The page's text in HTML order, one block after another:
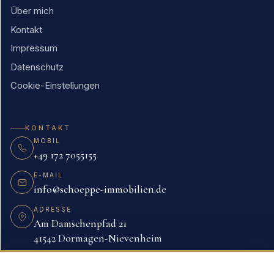
Über mich
Kontakt
Impressum
Datenschutz
Cookie-Einstellungen
KONTAKT
MOBIL
+49 172 7055155
E-MAIL
info@schoeppe-immobilien.de
ADRESSE
Am Damschenpfad 21
41542 Dormagen-Nievenheim